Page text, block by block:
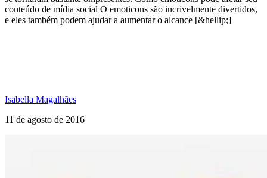
conteúdo de mídia social O emoticons são incrivelmente divertidos,
e eles também podem ajudar a aumentar o alcance [&hellip;]
Isabella Magalhães
11 de agosto de 2016